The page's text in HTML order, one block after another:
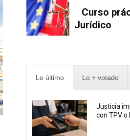
Curso
Jurídico
Lo último Lo + votado
Justicia
con TPV o